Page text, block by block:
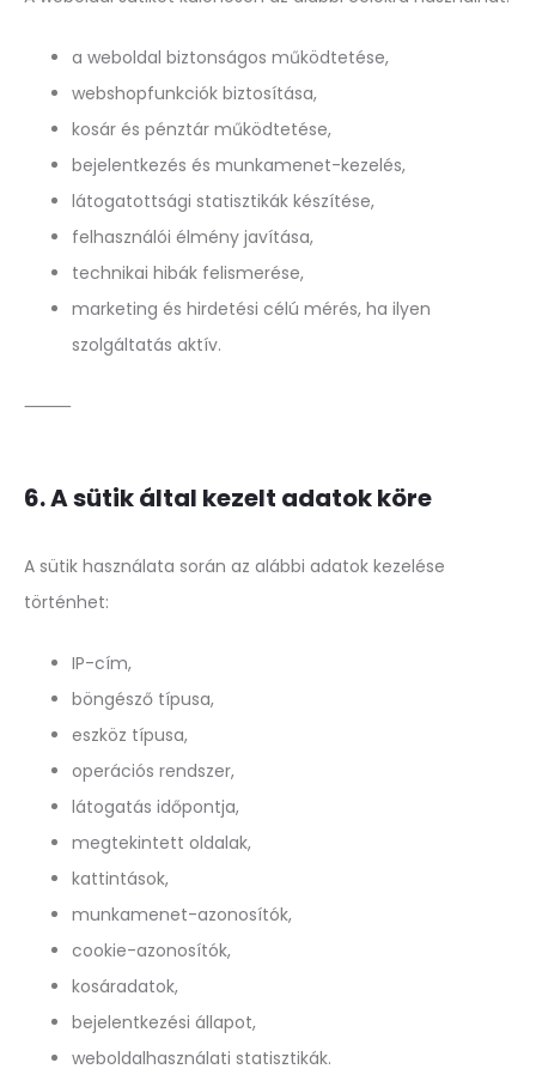
a weboldal biztonságos működtetése,
webshopfunkciók biztosítása,
kosár és pénztár működtetése,
bejelentkezés és munkamenet-kezelés,
látogatottsági statisztikák készítése,
felhasználói élmény javítása,
technikai hibák felismerése,
marketing és hirdetési célú mérés, ha ilyen
szolgáltatás aktív.
⸻
6. A sütik által kezelt adatok köre
A sütik használata során az alábbi adatok kezelése
történhet:
IP-cím,
böngésző típusa,
eszköz típusa,
operációs rendszer,
látogatás időpontja,
megtekintett oldalak,
kattintások,
munkamenet-azonosítók,
cookie-azonosítók,
kosáradatok,
bejelentkezési állapot,
weboldalhasználati statisztikák.